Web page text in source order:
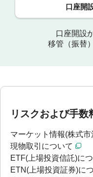
口座開
口座開設
移管（振替
リスクおよび手数
マーケット情報(株式
現物取引について
ETF(上場投資信託)に
ETN(上場投資証券)に